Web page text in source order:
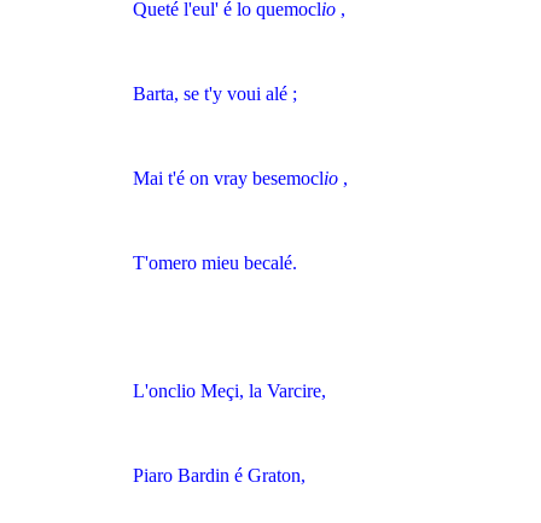
Queté l'eul' é lo quemoclio ,
Barta, se t'y voui alé ;
Mai t'é on vray besemoclio ,
T'omero mieu becalé.
L'onclio Meçi, la Varcire,
Piaro Bardin é Graton,